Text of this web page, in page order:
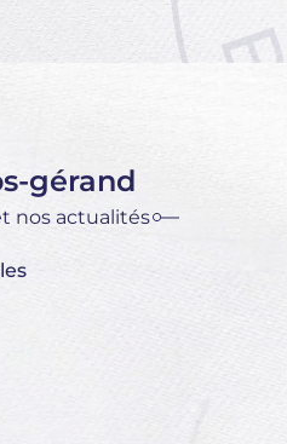
gérand
nos actualités